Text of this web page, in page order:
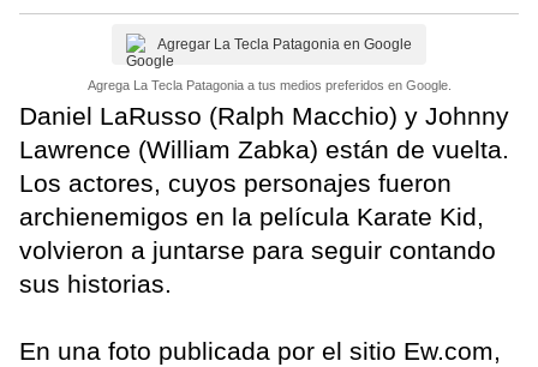
Agregar La Tecla Patagonia en Google
Agrega La Tecla Patagonia a tus medios preferidos en Google.
Daniel LaRusso (Ralph Macchio) y Johnny
Lawrence (William Zabka) están de vuelta.
Los actores, cuyos personajes fueron
archienemigos en la película Karate Kid,
volvieron a juntarse para seguir contando
sus historias.
En una foto publicada por el sitio Ew.com,